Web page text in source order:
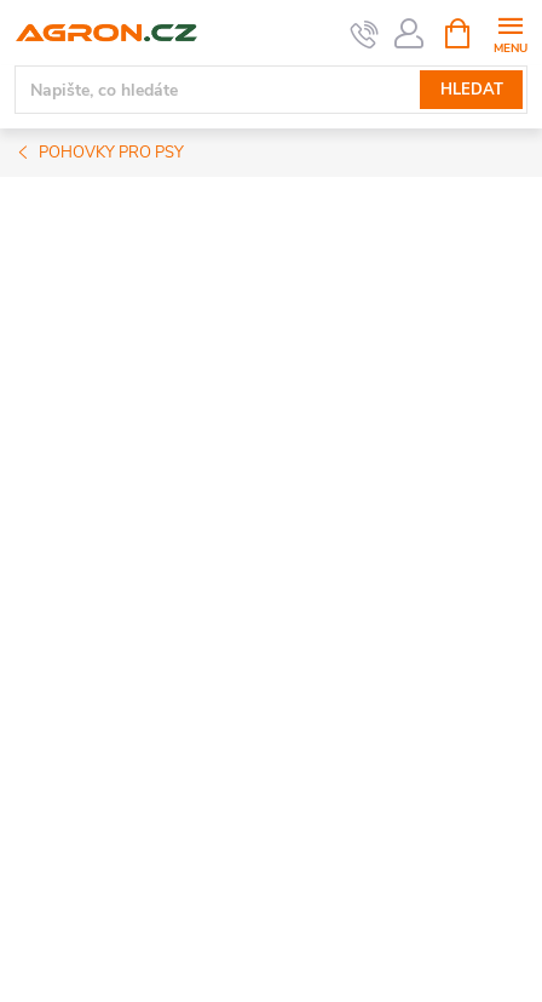
na
obsah
HLEDAT
NÁKUPNÍ
KOŠÍK
POHOVKY PRO PSY